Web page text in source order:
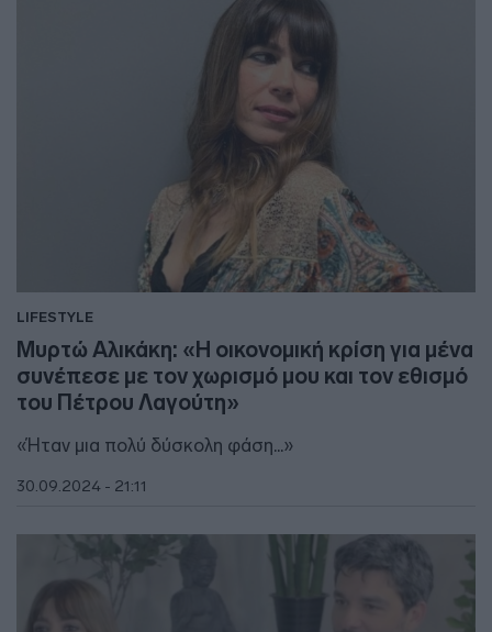
LIFESTYLE
Μυρτώ Αλικάκη: «Η οικονομική κρίση για μένα
συνέπεσε με τον χωρισμό μου και τον εθισμό
του Πέτρου Λαγούτη»
«Ήταν μια πολύ δύσκολη φάση...»
30.09.2024 - 21:11